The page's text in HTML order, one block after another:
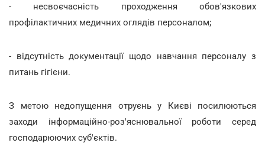
- несвоєчасність проходження обов'язкових
профілактичних медичних оглядів персоналом;
- відсутність документації щодо навчання персоналу з
питань гігієни.
З метою недопущення отруєнь у Києві посилюються
заходи інформаційно-роз'яснювальної роботи серед
господарюючих суб'єктів.